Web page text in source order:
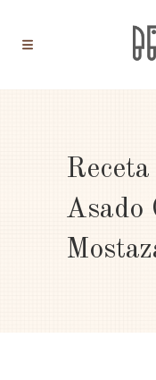
Asado